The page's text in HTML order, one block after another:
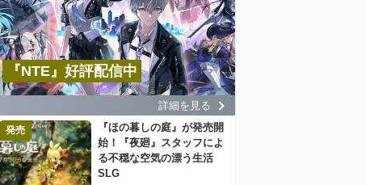
『NTE』好評配信中
詳細を見る
発売
『ほの暮しの庭』が発売開
始！『夜廻』スタッフによ
る不穏な空気の漂う生活
SLG